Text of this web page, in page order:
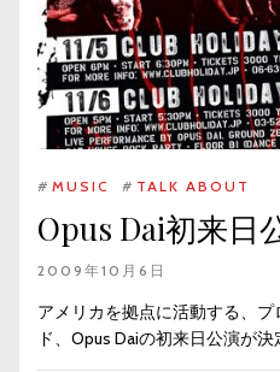
# MUSIC # TALK ABOUT
Opus Dai初来日
2009年10月6日
アメリカを拠点に活動する、
ド、Opus Daiの初来日公演が